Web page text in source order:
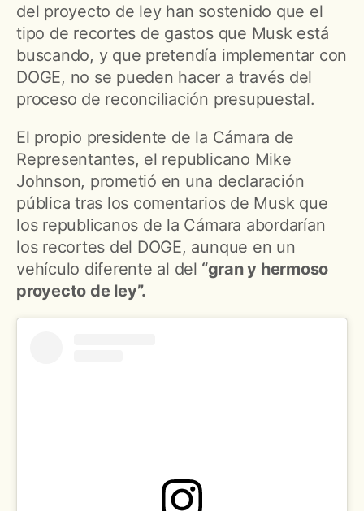
del proyecto de ley han sostenido que el
tipo de recortes de gastos que Musk está
buscando, y que pretendía implementar con
DOGE, no se pueden hacer a través del
proceso de reconciliación presupuestal.
El propio presidente de la Cámara de
Representantes, el republicano Mike
Johnson, prometió en una declaración
pública tras los comentarios de Musk que
los republicanos de la Cámara abordarían
los recortes del DOGE, aunque en un
vehículo diferente al del “gran y hermoso
proyecto de ley”.